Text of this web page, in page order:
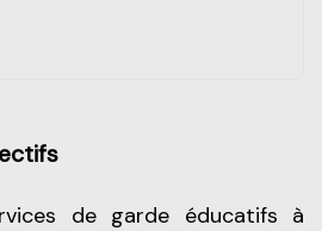
de garde éducatifs à